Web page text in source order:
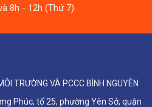
8h - 12h (Thứ 7)
TRƯỜNG VÀ PCCC BÌNH NGUYÊN
Phúc, tổ 25, phường Yên Sở, quận